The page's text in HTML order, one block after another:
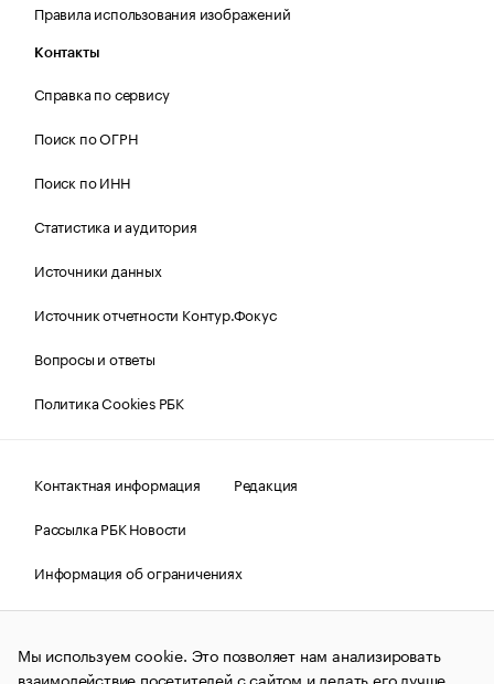
Правила использования изображений
Контакты
Справка по сервису
Поиск по ОГРН
Поиск по ИНН
Статистика и аудитория
Источники данных
Источник отчетности Контур.Фокус
Вопросы и ответы
Политика Cookies РБК
Контактная информация
Редакция
Рассылка РБК Новости
Информация об ограничениях
Правовая информация
О соблюдении авторских прав
© АО «РОСБИЗНЕСКОНСАЛТИНГ»,1995–2026.Сообщения
и материалы информационного агентства «РБК»
Мы используем cookie. Это позволяет нам анализировать
взаимодействие посетителей с сайтом и делать его лучше.